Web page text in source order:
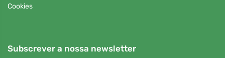
Cookies
Subscrever a nossa newsletter